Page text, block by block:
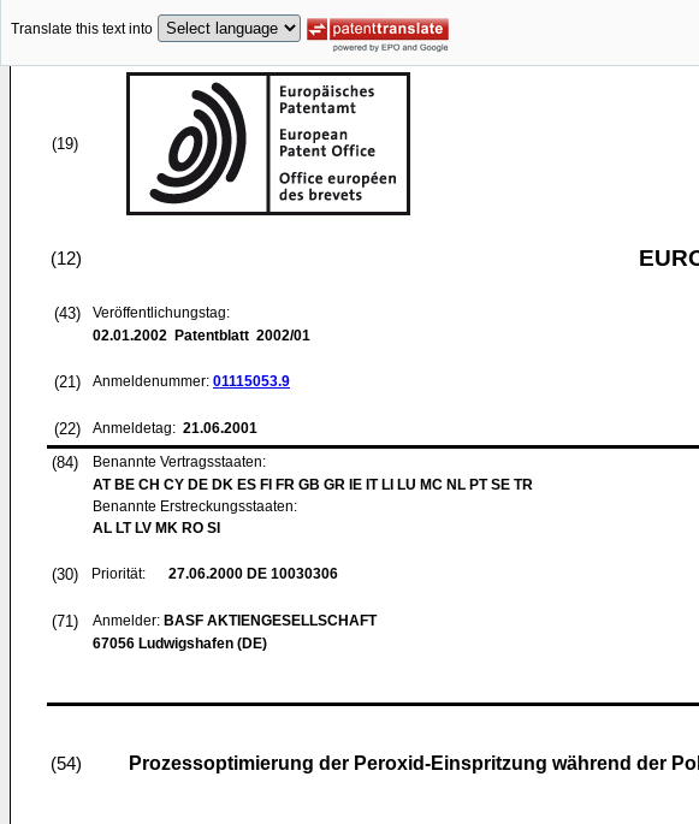
Translate this text into
(19)
(12)
(43)
Veröffentlichungstag:
02.01.2002 Patentblatt 2002/01
(21) Anmeldenummer: 01115053.9
(22) Anmeldetag: 21.06.2001
(84)
Benannte Vertragsstaaten:
AT BE CH CY DE DK ES FI FR GB GR IE IT LI LU MC NL PT SE TR
Benannte Erstreckungsstaaten:
AL LT LV MK RO SI
(30) Priorität: 27.06.2000 DE 10030306
(71) Anmelder: BASF AKTIENGESELLSCHAFT
67056 Ludwigshafen (DE)
(54) Prozessoptimierung der Peroxid-Einspritzung während der